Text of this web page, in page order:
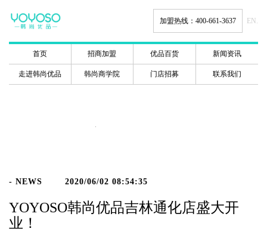
加盟热线：400-661-3637 EN.
首页 招商加盟 优品百货 新闻资讯
走进韩尚优品 韩尚商学院 门店招募 联系我们
- NEWS 2020/06/02 08:54:35
YOYOSO韩尚优品吉林通化店盛大开
业！